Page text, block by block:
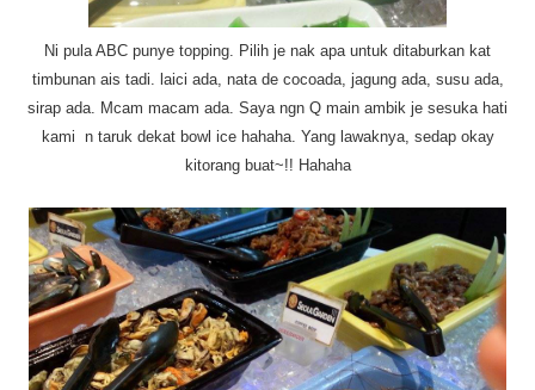
Ni pula ABC punye topping. Pilih je nak apa untuk ditaburkan kat
timbunan ais tadi. laici ada, nata de cocoada, jagung ada, susu ada,
sirap ada. Mcam macam ada. Saya ngn Q main ambik je sesuka hati
kami n taruk dekat bowl ice hahaha. Yang lawaknya, sedap okay
kitorang buat~!! Hahaha